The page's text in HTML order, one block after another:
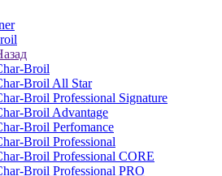
Broil
Broil All Star
Broil Professional Signature
Broil Advantage
Broil Perfomance
Broil Professional
Broil Professional CORE
Broil Professional PRO